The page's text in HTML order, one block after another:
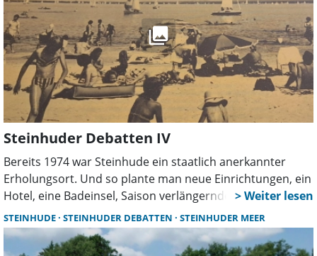
Steinhuder Debatten IV
Bereits 1974 war Steinhude ein staatlich anerkannter
Erholungsort. Und so plante man neue Einrichtungen, ein
Hotel, eine Badeinsel, Saison verlängernde Angebote und
sehnte sich gleichzeitig nach einem Verkehrskonzept. Ein
Blick in die damalige Berichterstattung gleicht in vielen
Bereichen einem Déja vu.
STEINHUDE STEINHUDER DEBATTEN STEINHUDER MEER